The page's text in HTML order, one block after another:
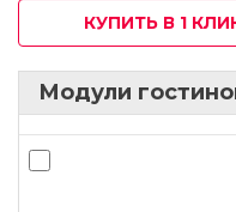
КУПИТЬ В 1
Модули